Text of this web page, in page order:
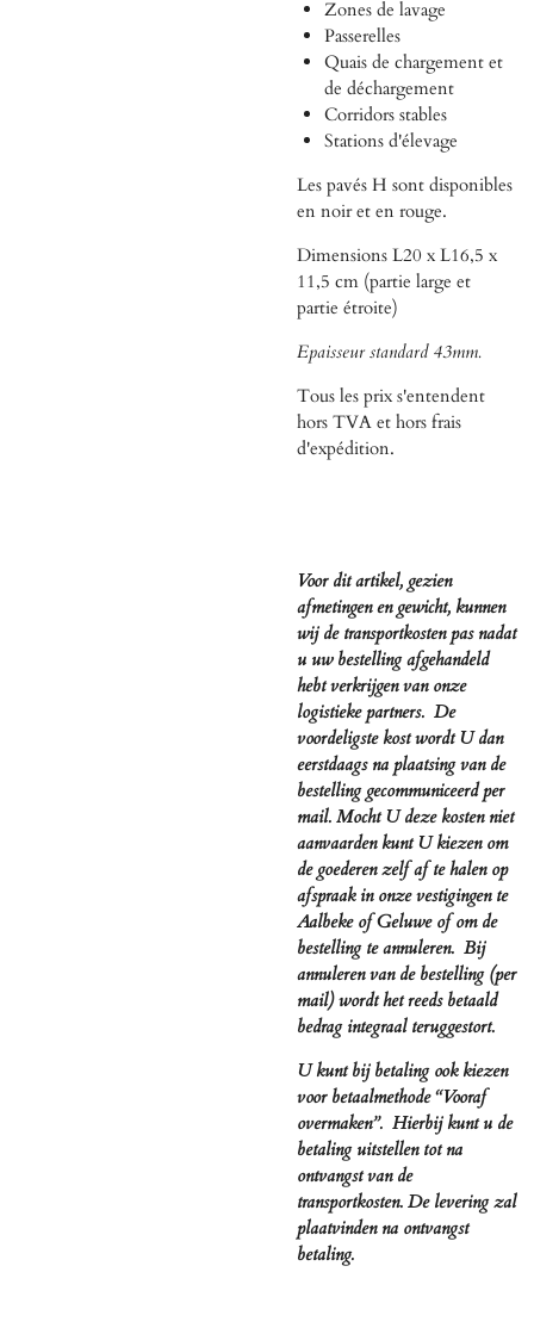
Zones de lavage
Passerelles
Quais de chargement et
de déchargement
Corridors stables
Stations d'élevage
Les pavés H sont disponibles
en noir et en rouge.
Dimensions L20 x L16,5 x
11,5 cm (partie large et
partie étroite)
Epaisseur standard 43mm.
Tous les prix s'entendent
hors TVA et hors frais
d'expédition.
Voor dit artikel, gezien
afmetingen en gewicht, kunnen
wij de transportkosten pas nadat
u uw bestelling afgehandeld
hebt verkrijgen van onze
logistieke partners. De
voordeligste kost wordt U dan
eerstdaags na plaatsing van de
bestelling gecommuniceerd per
mail. Mocht U deze kosten niet
aanvaarden kunt U kiezen om
de goederen zelf af te halen op
afspraak in onze vestigingen te
Aalbeke of Geluwe of om de
bestelling te annuleren. Bij
annuleren van de bestelling (per
mail) wordt het reeds betaald
bedrag integraal teruggestort.
U kunt bij betaling ook kiezen
voor betaalmethode “Vooraf
overmaken”. Hierbij kunt u de
betaling uitstellen tot na
ontvangst van de
transportkosten. De levering zal
plaatvinden na ontvangst
betaling.